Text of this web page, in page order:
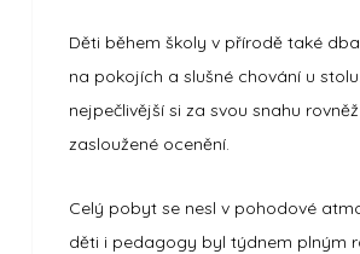
Děti během školy v přírodě také
na pokojích a slušné chování u
nejpečlivější si za svou snahu
zasloužené ocenění.
Celý pobyt se nesl v pohodové
děti i pedagogy byl týdnem plným